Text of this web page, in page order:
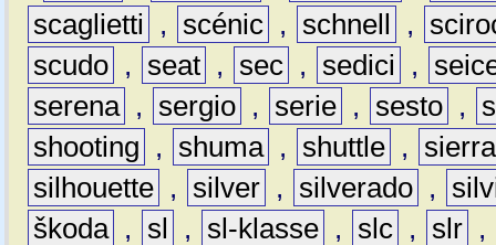
scaglietti
, scénic , schnell ,
scudo , seat , sec , sedici ,
serena , sergio , serie , sesto ,
shooting
, shuma , shuttle ,
sierra
silhouette , silver , silverado ,
škoda , sl , sl-klasse , slc , slr ,